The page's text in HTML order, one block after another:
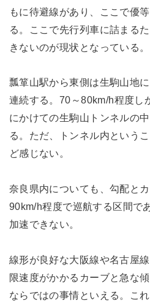
もに待避線があり、ここで優
る。ここで先行列車に詰まる
きないのが現状となっている。
瓢箪山駅から東側は生駒山地
連続する。70～80km/h程度し
にかけての生駒山トンネルの
る。ただ、トンネル内という
ど感じない。
奈良県内についても、勾配と
90km/h程度で巡航する区間で
加速できない。
線形が良好な大阪線や名古屋
限速度がかかるカーブと急な
ならではの事情といえる。こ